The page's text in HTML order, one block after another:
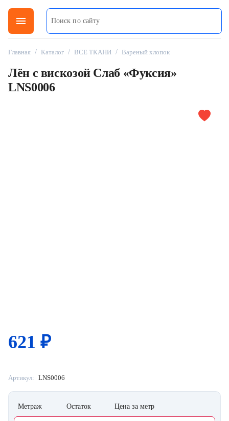
menu
Главная / Каталог / ВСЕ ТКАНИ / Вареный хлопок
Лён с вискозой Слаб «Фуксия»
LNS0006
621 ₽
Артикул: LNS0006
Метраж Остаток Цена за метр